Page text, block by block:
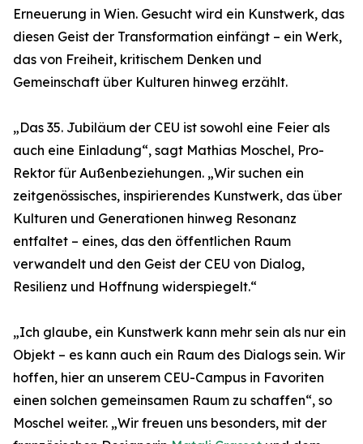
Erneuerung in Wien. Gesucht wird ein Kunstwerk, das
diesen Geist der Transformation einfängt – ein Werk,
das von Freiheit, kritischem Denken und
Gemeinschaft über Kulturen hinweg erzählt.
„Das 35. Jubiläum der CEU ist sowohl eine Feier als
auch eine Einladung“, sagt Mathias Moschel, Pro-
Rektor für Außenbeziehungen. „Wir suchen ein
zeitgenössisches, inspirierendes Kunstwerk, das über
Kulturen und Generationen hinweg Resonanz
entfaltet – eines, das den öffentlichen Raum
verwandelt und den Geist der CEU von Dialog,
Resilienz und Hoffnung widerspiegelt.“
„Ich glaube, ein Kunstwerk kann mehr sein als nur ein
Objekt – es kann auch ein Raum des Dialogs sein. Wir
hoffen, hier an unserem CEU-Campus in Favoriten
einen solchen gemeinsamen Raum zu schaffen“, so
Moschel weiter. „Wir freuen uns besonders, mit der